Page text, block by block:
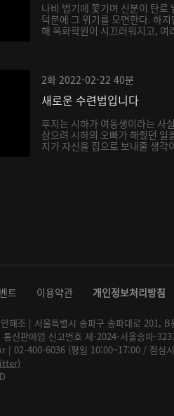
나비 법기에 쫓기며 신분이 탄로
덕분에 그 위기를 모면한다. 하
해 옥화학원이 시끄러워지고, 여
2화 2022-02-22 40분
새로운 수련법입니다
후지는 시하가 여동생이라는 사
삼으려 시하의 오빠가 해줬던 일
지가 자신을 집으로 보내줄 생각
트 이용약관 개인정보처리방침
해조 | 서울특별시 송파구 송파대로 201,
신판매업 신고번호 제-2024-서울송파-
02-400-6036 (평일 10:00~17:00 / 점심